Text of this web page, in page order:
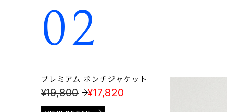
02
プレミアム ポンチジャケット
¥19,800 ¥17,820